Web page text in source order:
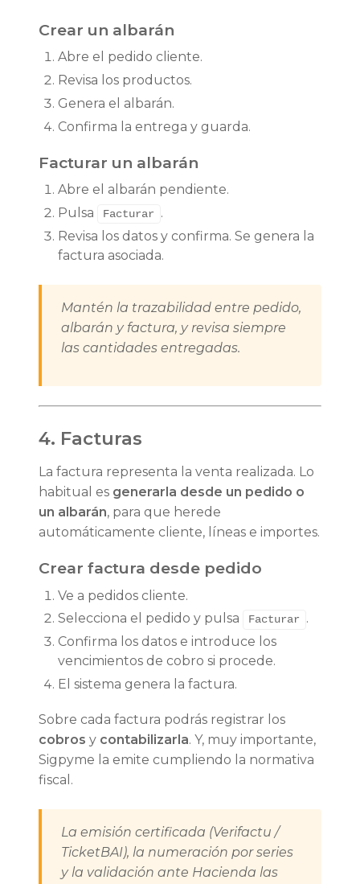
Crear un albarán
Abre el pedido cliente.
Revisa los productos.
Genera el albarán.
Confirma la entrega y guarda.
Facturar un albarán
Abre el albarán pendiente.
Pulsa
Facturar
.
Revisa los datos y confirma. Se genera la
factura asociada.
Mantén la trazabilidad entre pedido,
albarán y factura, y revisa siempre
las cantidades entregadas.
4. Facturas
La factura representa la venta realizada. Lo
habitual es generarla desde un pedido o
un albarán, para que herede
automáticamente cliente, líneas e importes.
Crear factura desde pedido
Ve a pedidos cliente.
Selecciona el pedido y pulsa
Facturar
.
Confirma los datos e introduce los
vencimientos de cobro si procede.
El sistema genera la factura.
Sobre cada factura podrás registrar los
cobros y contabilizarla. Y, muy importante,
Sigpyme la emite cumpliendo la normativa
fiscal.
La emisión certificada (Verifactu /
TicketBAI), la numeración por series
y la validación ante Hacienda las